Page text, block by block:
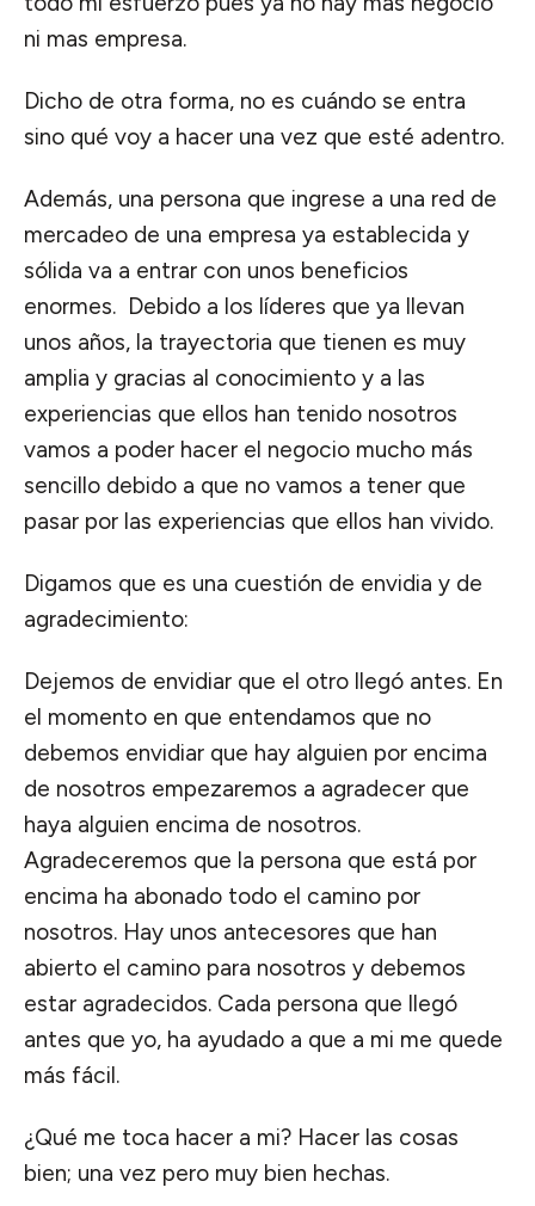
ni mas empresa.
Dicho de otra forma, no es cuándo se entra
sino qué voy a hacer una vez que esté adentro.
Además, una persona que ingrese a una red de
mercadeo de una empresa ya establecida y
sólida va a entrar con unos beneficios
enormes. Debido a los líderes que ya llevan
unos años, la trayectoria que tienen es muy
amplia y gracias al conocimiento y a las
experiencias que ellos han tenido nosotros
vamos a poder hacer el negocio mucho más
sencillo debido a que no vamos a tener que
pasar por las experiencias que ellos han vivido.
Digamos que es una cuestión de envidia y de
agradecimiento:
Dejemos de envidiar que el otro llegó antes. En
el momento en que entendamos que no
debemos envidiar que hay alguien por encima
de nosotros empezaremos a agradecer que
haya alguien encima de nosotros.
Agradeceremos que la persona que está por
encima ha abonado todo el camino por
nosotros. Hay unos antecesores que han
abierto el camino para nosotros y debemos
estar agradecidos. Cada persona que llegó
antes que yo, ha ayudado a que a mi me quede
más fácil.
¿Qué me toca hacer a mi? Hacer las cosas
bien; una vez pero muy bien hechas.